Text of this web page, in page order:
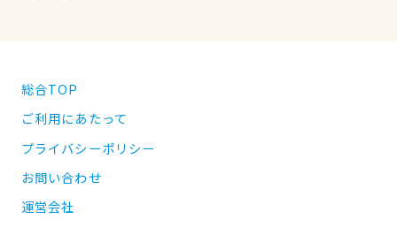
総合TOP
ご利用にあたって
プライバシーポリシー
お問い合わせ
運営会社